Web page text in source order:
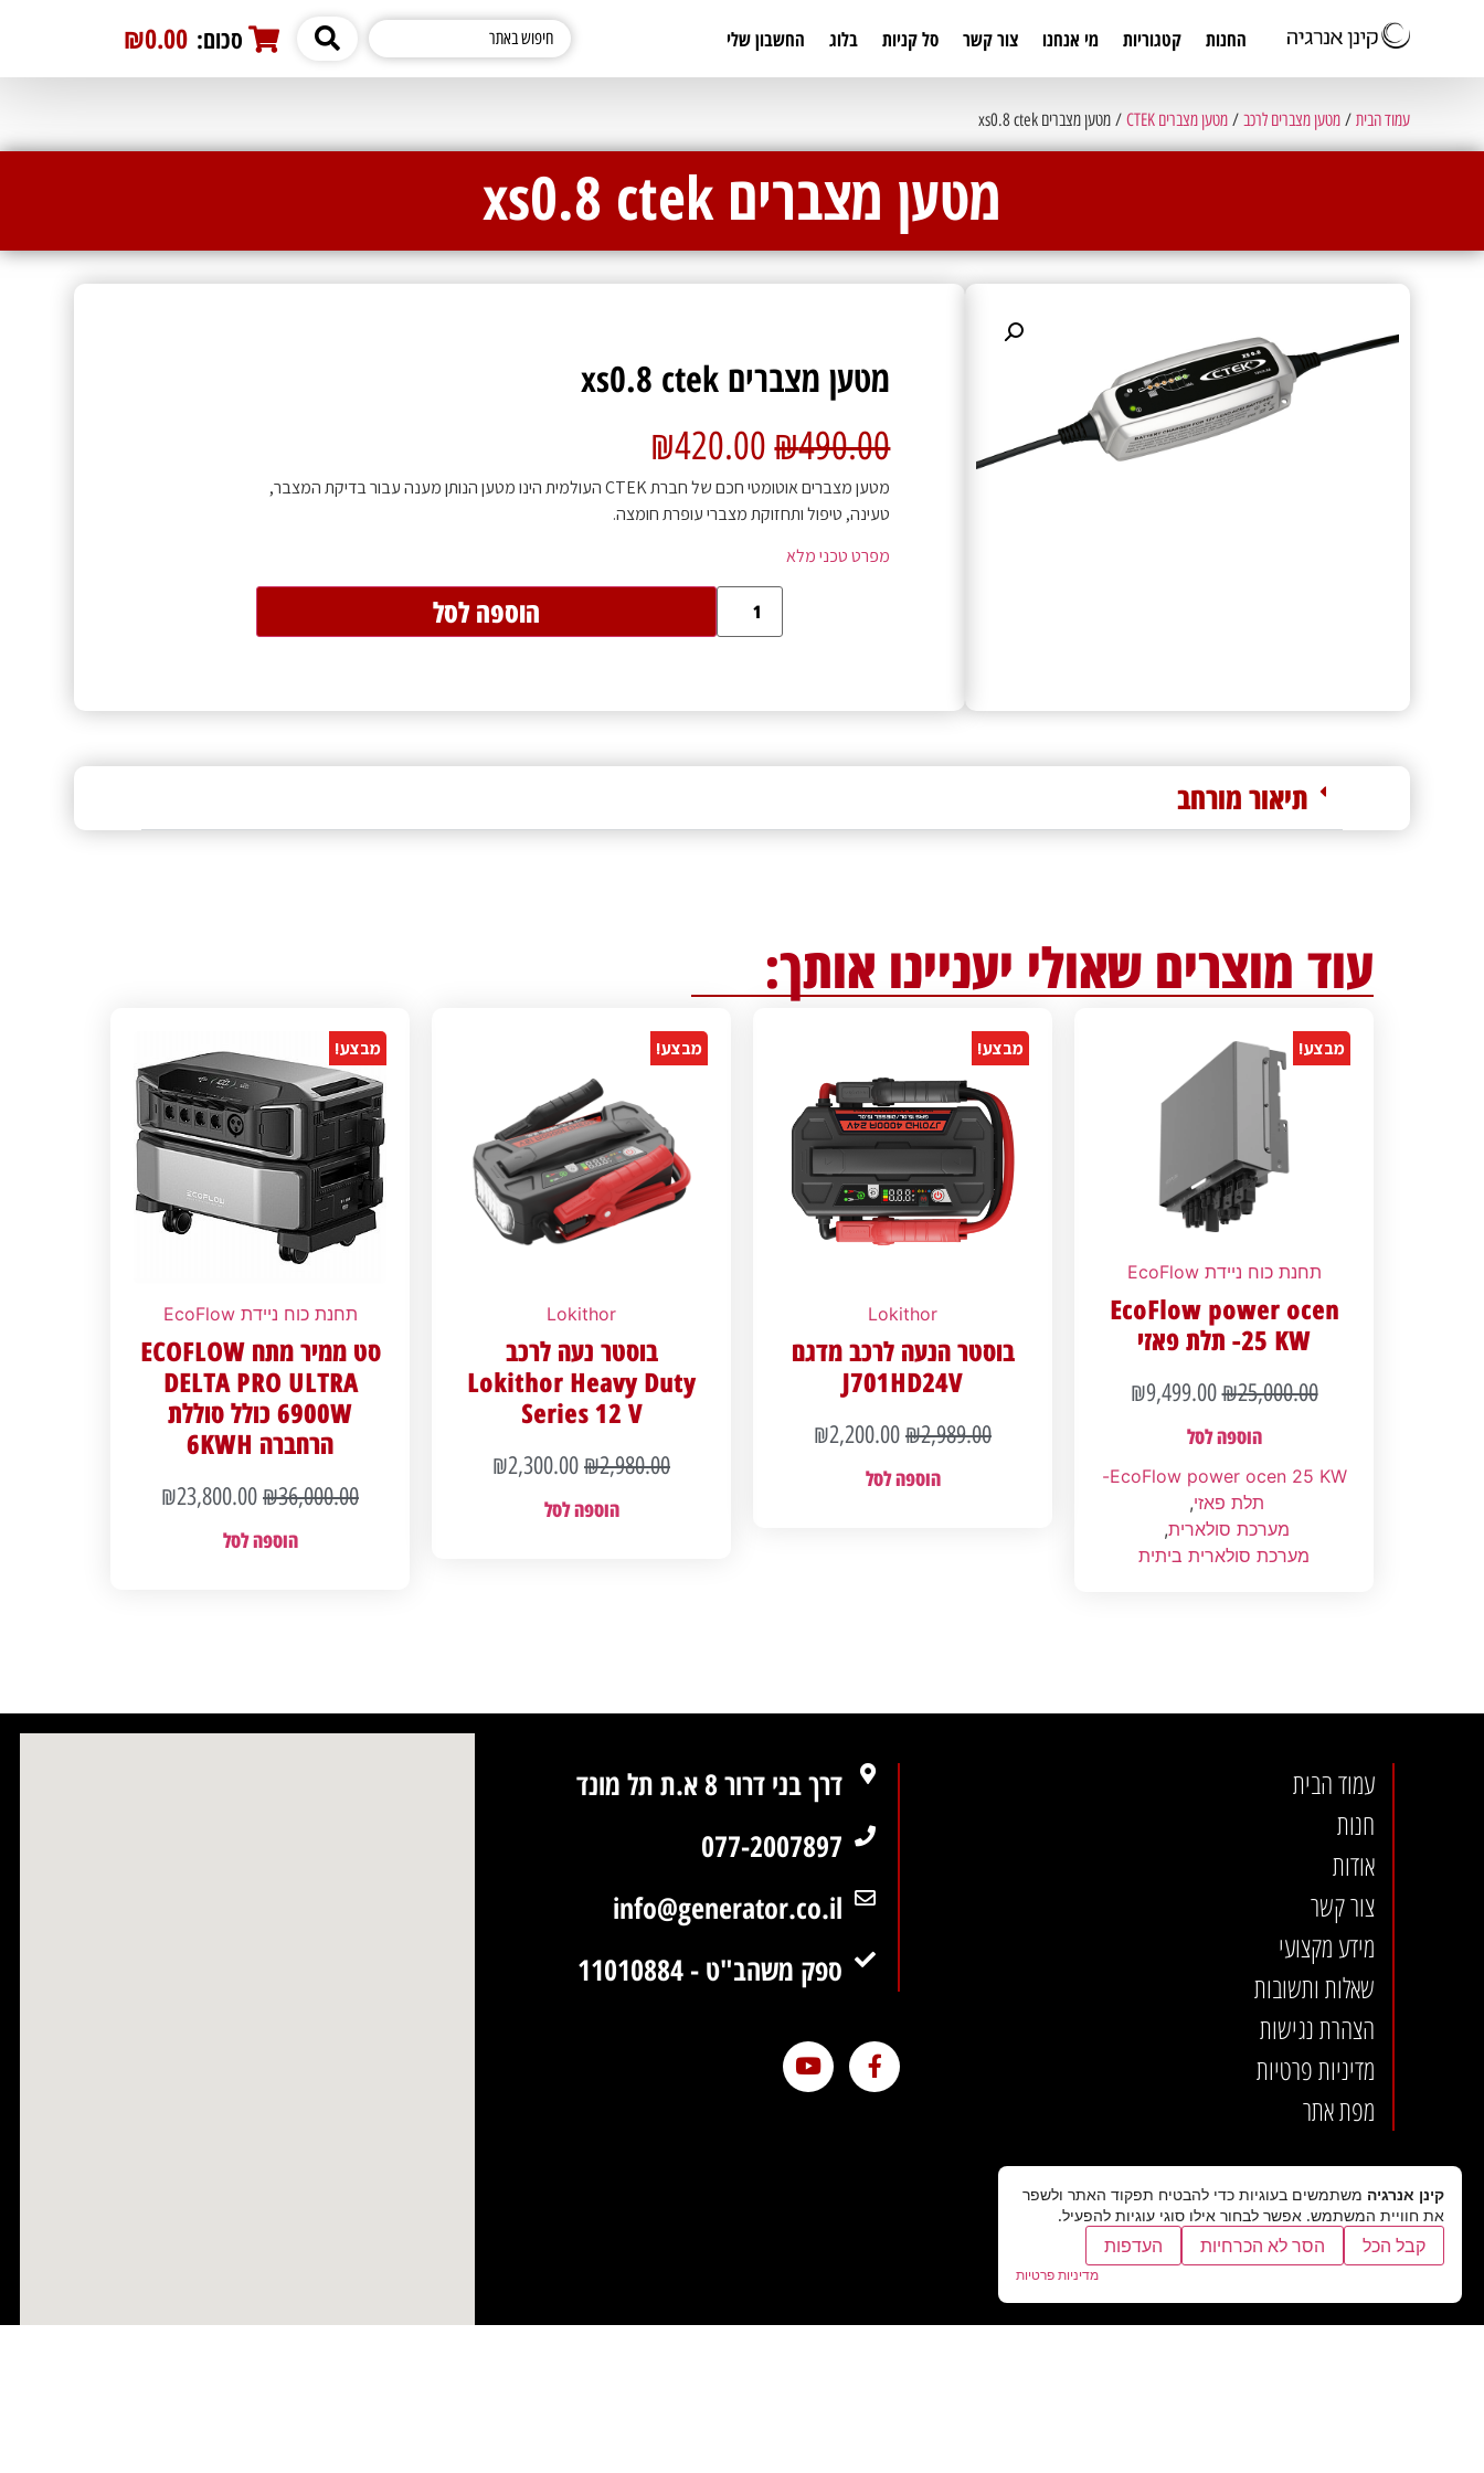
החנות קטגוריות מי אנחנו צור קשר סל קניות בלוג החשבון שלי סכום: 0
₪0.00
עמוד הבית /מטען מצברים לרכב /מטען מצברים CTEK / מטען מצברים xs0.8 ctek
מטען מצברים xs0.8 ctek
מטען מצברים xs0.8 ctek
₪490.00
₪420.00
מטען מצברים אוטומטי חכם של חברת CTEK העולמית הינו מטען הנותן מענה עבור בדיקת המצבר,
טעינה, טיפול ותחזוקת מצברי עופרת חומצה.
מפרט טכני מלא
הוספה לסל
תיאור מורחב
עוד מוצרים שאולי יעניינו אותך:
מבצע!
תחנת כוח ניידת EcoFlow
EcoFlow power ocen
25 KW- תלת פאזי
₪25,000.00
₪9,499.00
הוספה לסל
EcoFlow power ocen 25 KW-
תלת פאזי,
מערכת סולארית,
מערכת סולארית ביתית
מבצע!
Lokithor
בוסטר הנעה לרכב מדגם
J701HD24V
₪2,989.00
₪2,200.00
הוספה לסל
מבצע!
Lokithor
בוסטר נעה לרכב
Lokithor Heavy Duty
Series 12 V
₪2,980.00
₪2,300.00
הוספה לסל
מבצע!
תחנת כוח ניידת EcoFlow
סט ממיר מתח ECOFLOW
DELTA PRO ULTRA
6900W כולל סוללת
הרחברה 6KWH
₪36,000.00
₪23,800.00
הוספה לסל
עמוד הבית
חנות
אודות
צור קשר
מידע מקצועי
שאלות ותשובות
הצהרת נגישות
מדיניות פרטיות
מפת אתר
דרך בני דרור 8 א.ת תל מונד
077-2007897
info@generator.co.il
ספק משהב"ט - 11010884
קינן אנרגיה משתמשים בעוגיות כדי להבטיח תפקוד האתר ולשפר
את חוויית המשתמש. אפשר לבחור אילו סוגי עוגיות להפעיל.
קבל הכל הסר לא הכרחיות העדפות
מדיניות פרטיות